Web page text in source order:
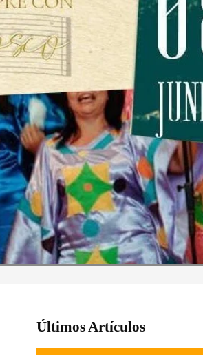
Últimos Artículos